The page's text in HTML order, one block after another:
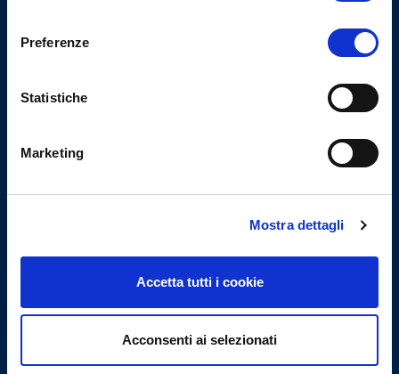
Preferenze
Statistiche
Marketing
Mostra dettagli
Accetta tutti i cookie
Acconsenti ai selezionati
Email PEC
Indirizzo
Viale Milano, 27 - 21100
Varese